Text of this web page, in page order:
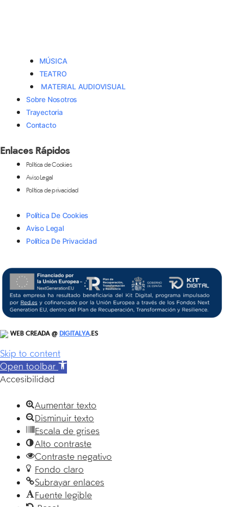
MÚSICA
TEATRO
MATERIAL AUDIOVISUAL
Sobre Nosotros
Trayectoria
Contacto
Enlaces Rápidos
Política de Cookies
Aviso Legal
Política de privacidad
Política De Cookies
Aviso Legal
Política De Privacidad
WEB CREADA @DIGITALYA.ES
Skip to content
Open toolbar
Accesibilidad
Aumentar texto
Disminuir texto
Escala de grises
Alto contraste
Contraste negativo
Fondo claro
Subrayar enlaces
Fuente legible